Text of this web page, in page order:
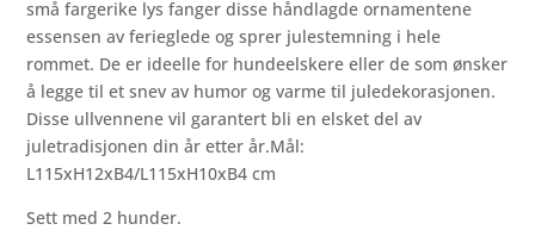
små fargerike lys fanger disse håndlagde ornamentene
essensen av ferieglede og sprer julestemning i hele
rommet. De er ideelle for hundeelskere eller de som ønsker
å legge til et snev av humor og varme til juledekorasjonen.
Disse ullvennene vil garantert bli en elsket del av
juletradisjonen din år etter år.Mål:
L115xH12xB4/L115xH10xB4 cm
Sett med 2 hunder.